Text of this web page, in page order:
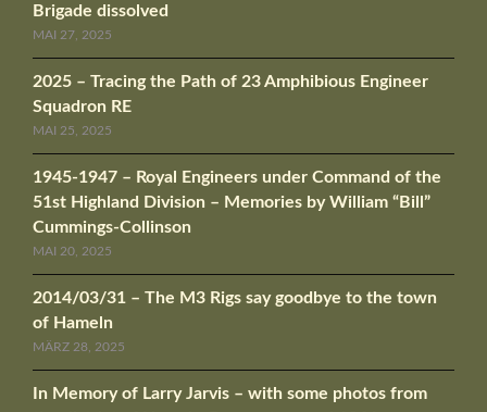
Brigade dissolved
MAI 27, 2025
2025 – Tracing the Path of 23 Amphibious Engineer
Squadron RE
MAI 25, 2025
1945-1947 – Royal Engineers under Command of the
51st Highland Division – Memories by William “Bill”
Cummings-Collinson
MAI 20, 2025
2014/03/31 – The M3 Rigs say goodbye to the town
of Hameln
MÄRZ 28, 2025
In Memory of Larry Jarvis – with some photos from